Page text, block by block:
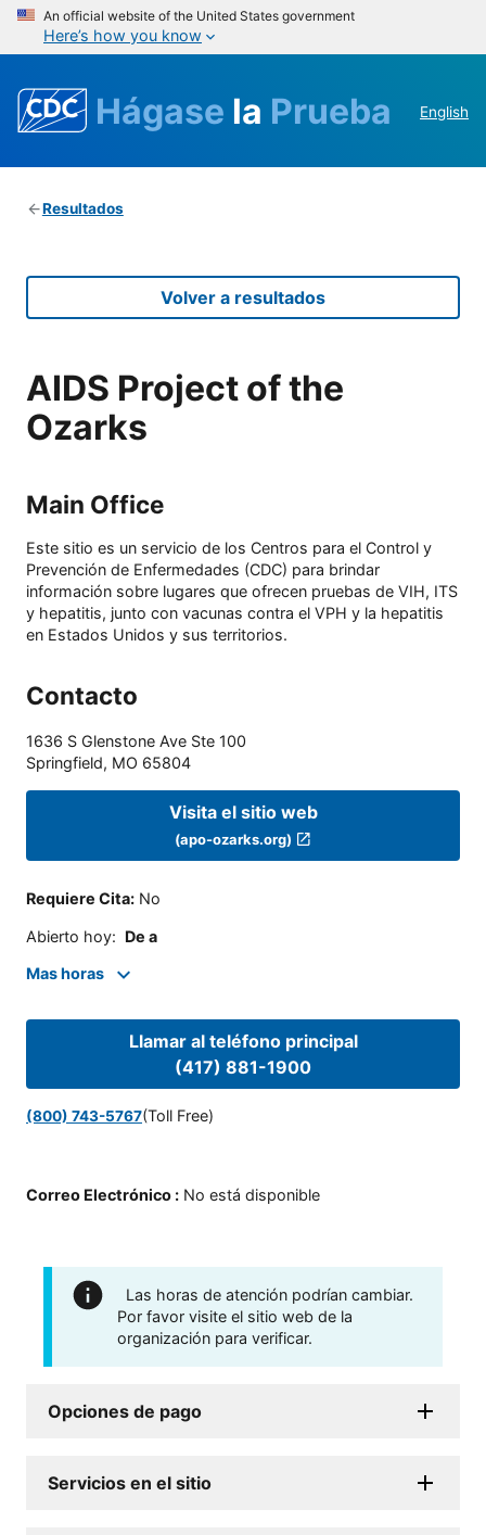
An official website of the United States government
Here’s how you know
Hágase la Prueba English
Resultados
Volver a resultados
AIDS Project of the
Ozarks
Main Office
Este sitio es un servicio de los Centros para el Control y
Prevención de Enfermedades (CDC) para brindar
información sobre lugares que ofrecen pruebas de VIH, ITS
y hepatitis, junto con vacunas contra el VPH y la hepatitis
en Estados Unidos y sus territorios.
Contacto
1636 S Glenstone Ave Ste 100
Springfield, MO 65804
Visita el sitio web
(apo-ozarks.org)
Requiere Cita: No
Abierto hoy: De a
Mas horas
Llamar al teléfono principal
(417) 881-1900
(800) 743-5767(Toll Free)
Correo Electrónico : No está disponible
Las horas de atención podrían cambiar.
Por favor visite el sitio web de la
organización para verificar.
Opciones de pago
Servicios en el sitio